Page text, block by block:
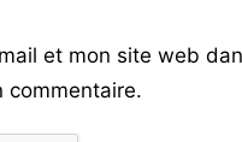
et mon site web
commentaire.